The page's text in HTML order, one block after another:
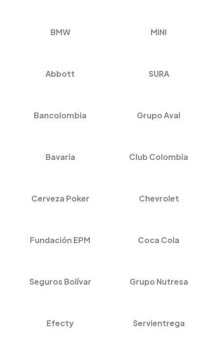
BMW MINI
Abbott SURA
Bancolombia Grupo Aval
Bavaria Club Colombia
Cerveza Poker Chevrolet
Fundación EPM Coca Cola
Seguros Bolívar Grupo Nutresa
Efecty Servientrega